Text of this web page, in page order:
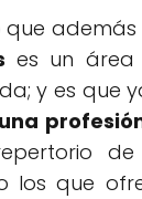
que
es un área
y es que
de
los que